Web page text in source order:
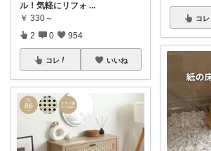
ル！気軽にリフォ ...
￥ 330～
2 0 954
コレ いいね
コレ